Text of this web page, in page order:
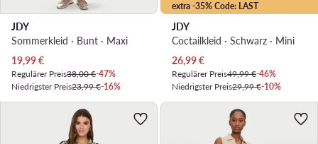
JDY
Sommerkleid · Bunt · Maxi
Aktueller Preis
19,99€
Regulärer Preis38,00 €-47%
Niedrigster Preis23,99 €-16%
extra -35% Code: LAST
JDY
Coctailkleid · Schwarz · Mini
Aktueller Preis
26,99€
Regulärer Preis49,99 €-46%
Niedrigster Preis29,99 €-10%